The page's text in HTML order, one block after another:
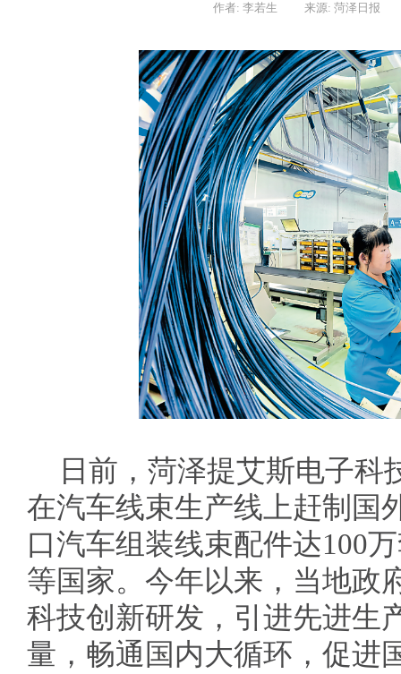
作者: 李若生 来源: 菏泽日报
日前，菏泽提艾斯电子科
在汽车线束生产线上赶制国
口汽车组装线束配件达100
等国家。今年以来，当地政
科技创新研发，引进先进生
量，畅通国内大循环，促进